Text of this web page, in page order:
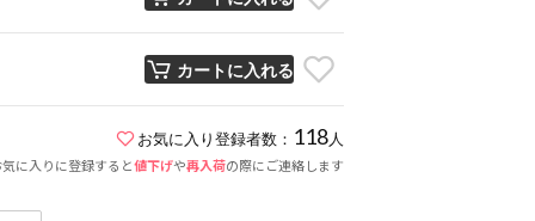
カートに入れる
お気に入り登録者数： 118 人
に入りに登録すると値下げや再入荷の際にご連絡します